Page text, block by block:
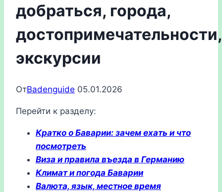
добраться, города,
достопримечательности,
экскурсии
ОтBadenguide 05.01.2026
Перейти к разделу:
Кратко о Баварии: зачем ехать и что
посмотреть
Виза и правила въезда в Германию
Климат и погода Баварии
Валюта, язык, местное время